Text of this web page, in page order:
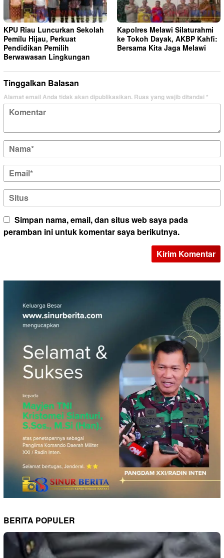
KPU Riau Luncurkan Sekolah
Pemilu Hijau, Perkuat
Pendidikan Pemilih
Berwawasan Lingkungan
Kapolres Melawi Silaturahmi
ke Tokoh Dayak, AKBP Kahfi:
Bersama Kita Jaga Melawi
Tinggalkan Balasan
Alamat email Anda tidak akan dipublikasikan. Ruas yang wajib ditandai*
Simpan nama, email, dan situs web saya pada
peramban ini untuk komentar saya berikutnya.
BERITA POPULER